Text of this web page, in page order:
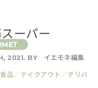
ーパー
2021. BY イエモネ編集
品／テイクアウト／デリバ